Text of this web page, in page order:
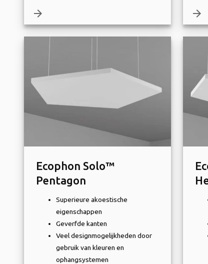
arrow_forward arrow_forward
Ecophon Solo™
Pentagon
Superieure akoestische
eigenschappen
Geverfde kanten
Veel designmogelijkheden door
gebruik van kleuren en
ophangsystemen